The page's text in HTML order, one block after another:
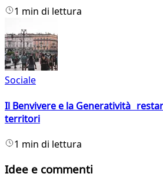
1 min di lettura
Sociale
Il Benvivere e la Generatività
territori
1 min di lettura
Idee e commenti